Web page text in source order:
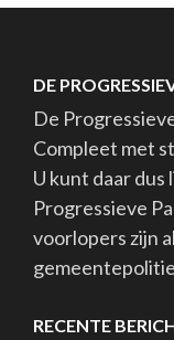
DE
De
Compleet met
U kunt daar
Progressieve
voorlopers zijn
RECENTE